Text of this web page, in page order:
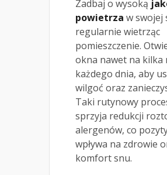
Zadbaj o wysoką
powietrza w swojej
regularnie wietrząc
pomieszczenie.
okna nawet na kilka
każdego dnia, aby
wilgoć oraz
Taki rutynowy
sprzyja redukcji
alergenów, co
wpływa na zdrowie
komfort snu.